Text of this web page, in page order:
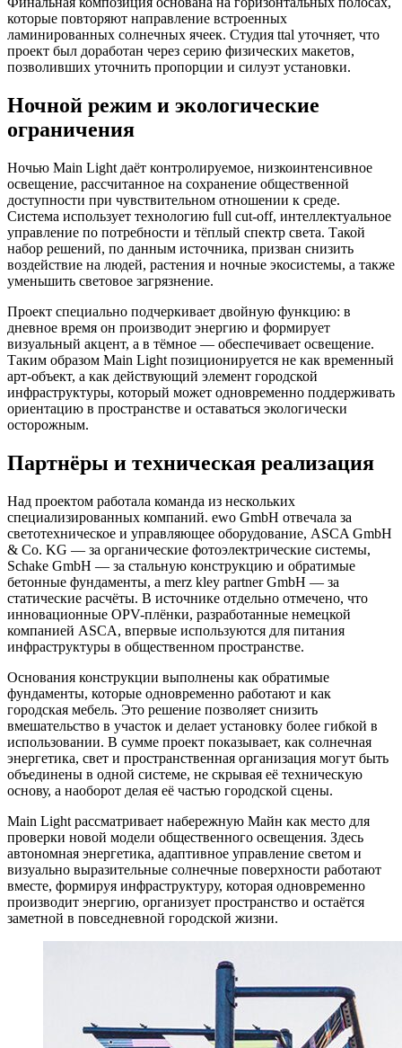
которые повторяют направление встроенных
ламинированных солнечных ячеек. Студия ttal уточняет, что
проект был доработан через серию физических макетов,
позволивших уточнить пропорции и силуэт установки.
Ночной режим и экологические
ограничения
Ночью Main Light даёт контролируемое, низкоинтенсивное
освещение, рассчитанное на сохранение общественной
доступности при чувствительном отношении к среде.
Система использует технологию full cut-off, интеллектуальное
управление по потребности и тёплый спектр света. Такой
набор решений, по данным источника, призван снизить
воздействие на людей, растения и ночные экосистемы, а также
уменьшить световое загрязнение.
Проект специально подчеркивает двойную функцию: в
дневное время он производит энергию и формирует
визуальный акцент, а в тёмное — обеспечивает освещение.
Таким образом Main Light позиционируется не как временный
арт-объект, а как действующий элемент городской
инфраструктуры, который может одновременно поддерживать
ориентацию в пространстве и оставаться экологически
осторожным.
Партнёры и техническая реализация
Над проектом работала команда из нескольких
специализированных компаний. ewo GmbH отвечала за
светотехническое и управляющее оборудование, ASCA GmbH
& Co. KG — за органические фотоэлектрические системы,
Schake GmbH — за стальную конструкцию и обратимые
бетонные фундаменты, а merz kley partner GmbH — за
статические расчёты. В источнике отдельно отмечено, что
инновационные OPV-плёнки, разработанные немецкой
компанией ASCA, впервые используются для питания
инфраструктуры в общественном пространстве.
Основания конструкции выполнены как обратимые
фундаменты, которые одновременно работают и как
городская мебель. Это решение позволяет снизить
вмешательство в участок и делает установку более гибкой в
использовании. В сумме проект показывает, как солнечная
энергетика, свет и пространственная организация могут быть
объединены в одной системе, не скрывая её техническую
основу, а наоборот делая её частью городской сцены.
Main Light рассматривает набережную Майн как место для
проверки новой модели общественного освещения. Здесь
автономная энергетика, адаптивное управление светом и
визуально выразительные солнечные поверхности работают
вместе, формируя инфраструктуру, которая одновременно
производит энергию, организует пространство и остаётся
заметной в повседневной городской жизни.